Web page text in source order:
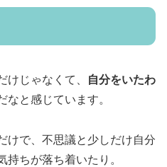
けじゃなくて、
自分をいたわ
なと感じています。
けで、不思議と少しだけ自分
ちが落ち着いたり。